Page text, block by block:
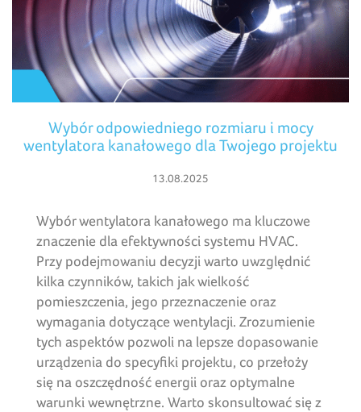
Wybór odpowiedniego rozmiaru i mocy
wentylatora kanałowego dla Twojego projektu
13.08.2025
Wybór wentylatora kanałowego ma kluczowe
znaczenie dla efektywności systemu HVAC.
Przy podejmowaniu decyzji warto uwzględnić
kilka czynników, takich jak wielkość
pomieszczenia, jego przeznaczenie oraz
wymagania dotyczące wentylacji. Zrozumienie
tych aspektów pozwoli na lepsze dopasowanie
urządzenia do specyfiki projektu, co przełoży
się na oszczędność energii oraz optymalne
warunki wewnętrzne. Warto skonsultować się z